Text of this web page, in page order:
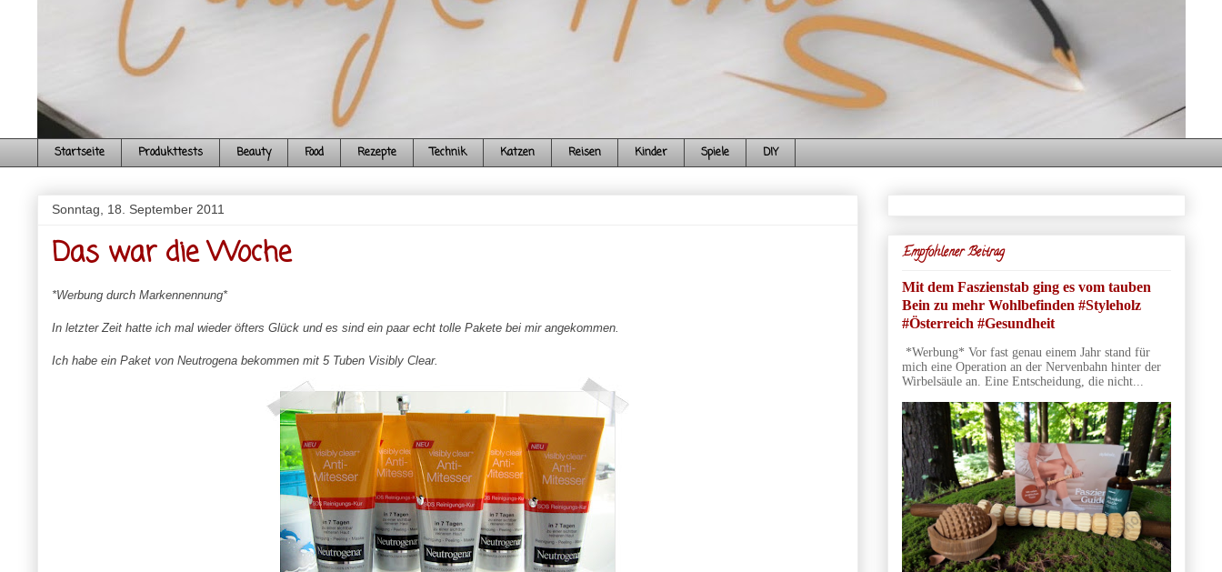
Startseite Produkttests Beauty Food Rezepte Technik Katzen Reisen Kinder Spiele DIY
Sonntag, 18. September 2011
Das war die Woche
*Werbung durch Markennennung*
In letzter Zeit hatte ich mal wieder öfters Glück und es sind ein paar echt tolle Pakete bei mir angekommen.
Ich habe ein Paket von Neutrogena bekommen mit 5 Tuben Visibly Clear.
Empfohlener Beitrag
Mit dem Faszienstab ging es vom tauben
Bein zu mehr Wohlbefinden #Styleholz
#Österreich #Gesundheit
*Werbung* Vor fast genau einem Jahr stand für
mich eine Operation an der Nervenbahn hinter der
Wirbelsäule an. Eine Entscheidung, die nicht...